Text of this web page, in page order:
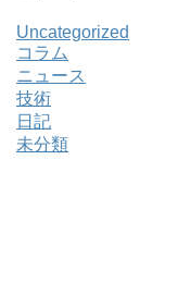
Uncategorized
コラム
ニュース
技術
日記
未分類